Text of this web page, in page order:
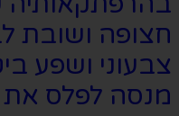
חצופה ושובת
צבעוני ושפע
מנסה לפלס את